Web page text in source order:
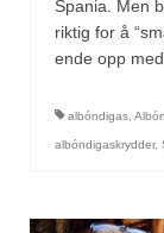
Norsk
Spania. Men
riktig for å
ende opp
albóndigas
albóndigaskrydder,